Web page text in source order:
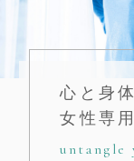
心と身
女性専
untangle